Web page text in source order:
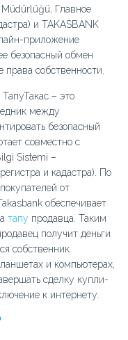
Главное
и TAKASBANK
приложение
безопасный обмен
собственности.
– это
между
безопасный
совместно с
Sistemi –
и кадастра). По
от
обеспечивает
тапу продавца. Таким
получит деньги
собственник.
и компьютерах,
сделку купли-
к интернету.